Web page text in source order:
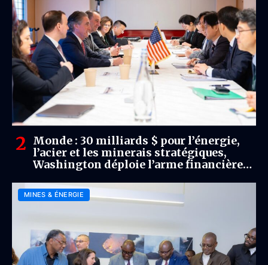
Monde : 30 milliards $ pour l’énergie,
l’acier et les minerais stratégiques,
Washington déploie l’arme financière
d’approvisionnement
MINES & ÉNERGIE